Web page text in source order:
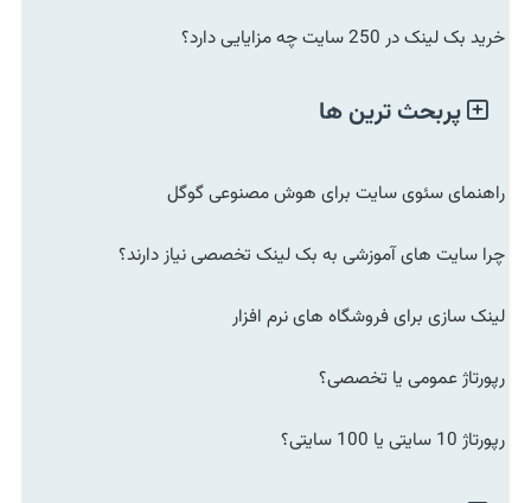
خرید بک لینک در 250 سایت چه مزایایی دارد؟
پربحث ترین ها
راهنمای سئوی سایت برای هوش مصنوعی گوگل
چرا سایت های آموزشی به بک لینک تخصصی نیاز دارند؟
لینک سازی برای فروشگاه های نرم افزار
رپورتاژ عمومی یا تخصصی؟
رپورتاژ 10 سایتی یا 100 سایتی؟